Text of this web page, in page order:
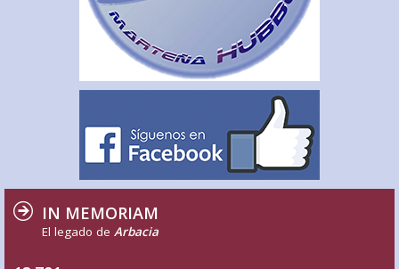
IN MEMORIAM
El legado de Arbacia